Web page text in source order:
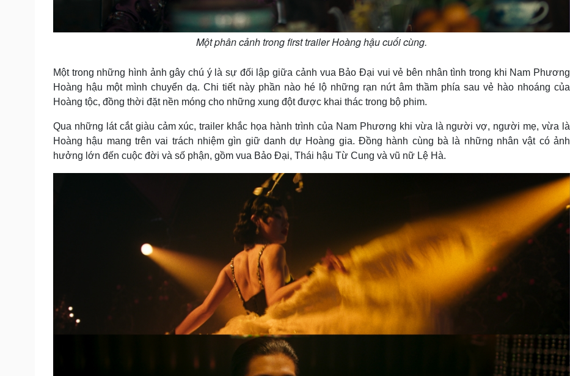
Một phân cảnh trong first trailer Hoàng hậu cuối cùng.
Một trong những hình ảnh gây chú ý là sự đối lập giữa cảnh vua Bảo Đại vui vẻ bên nhân tình trong khi Nam Phương
Hoàng hậu một mình chuyển dạ. Chi tiết này phần nào hé lộ những rạn nứt âm thầm phía sau vẻ hào nhoáng của
Hoàng tộc, đồng thời đặt nền móng cho những xung đột được khai thác trong bộ phim.
Qua những lát cắt giàu cảm xúc, trailer khắc họa hành trình của Nam Phương khi vừa là người vợ, người mẹ, vừa là
Hoàng hậu mang trên vai trách nhiệm gìn giữ danh dự Hoàng gia. Đồng hành cùng bà là những nhân vật có ảnh
hưởng lớn đến cuộc đời và số phận, gồm vua Bảo Đại, Thái hậu Từ Cung và vũ nữ Lệ Hà.